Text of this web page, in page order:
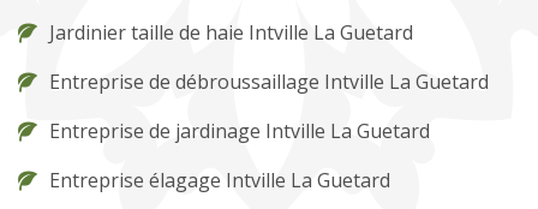
Jardinier taille de haie Intville La Guetard
Entreprise de débroussaillage Intville La Guetard
Entreprise de jardinage Intville La Guetard
Entreprise élagage Intville La Guetard